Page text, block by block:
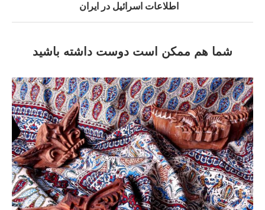
اطلاعات اسرائيل در ايران
شما هم ممکن است دوست داشته باشید